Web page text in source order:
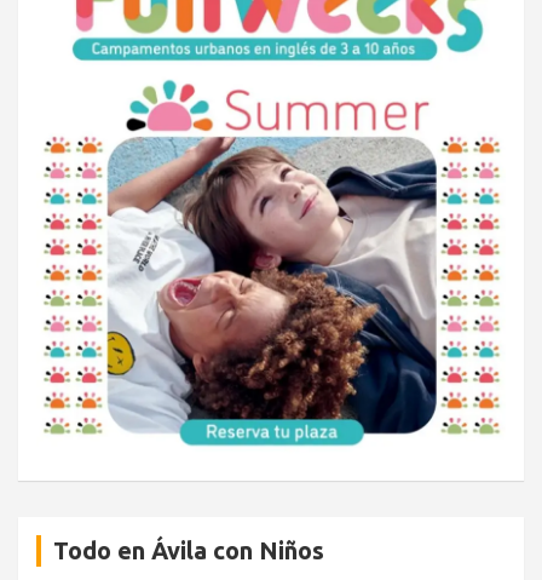
Todo en Ávila con Niños